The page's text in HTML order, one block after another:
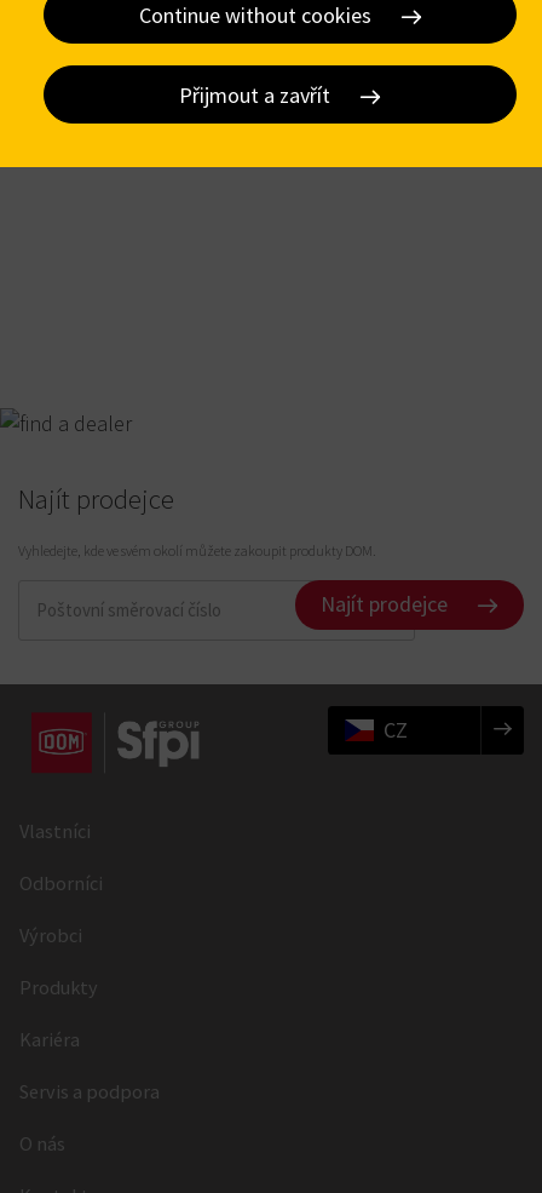
Nábytkové zámky
Interlocking zámky
Najít prodejce
Vyhledejte, kde ve svém okolí můžete zakoupit produkty DOM.
Najít prodejce
CZ
Vlastníci
Odborníci
Výrobci
Produkty
Kariéra
Servis a podpora
O nás
Continue without cookies
Přijmout a zavřít